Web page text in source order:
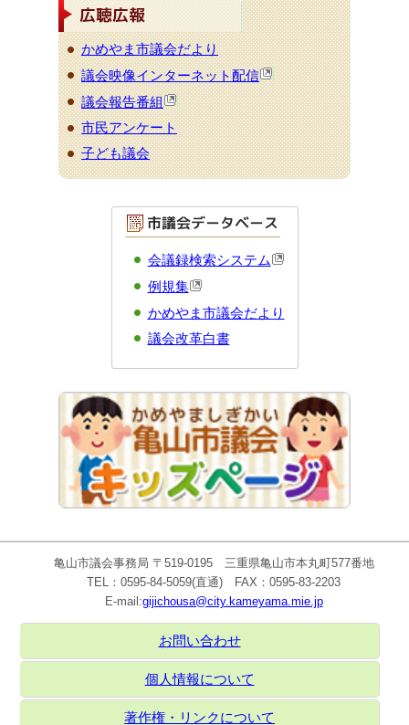
かめやま市議会だより
議会映像インターネット配信
議会報告番組
市民アンケート
子ども議会
会議録検索システム
例規集
かめやま市議会だより
議会改革白書
亀山市議会事務局 〒519-0195 三重県亀山市本丸町577番地
TEL：0595-84-5059(直通) FAX：0595-83-2203
E-mail:gijichousa@city.kameyama.mie.jp
お問い合わせ
個人情報について
著作権・リンクについて